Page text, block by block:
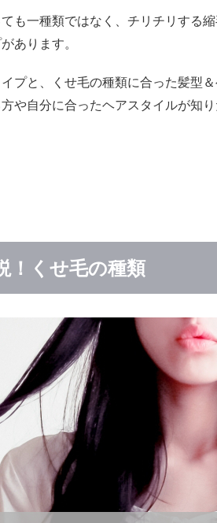
ても一種類ではなく、チリチリする
あります。
プと、くせ毛の種類に合った髪型
や自分に合ったヘアスタイルが知
！くせ毛の種類